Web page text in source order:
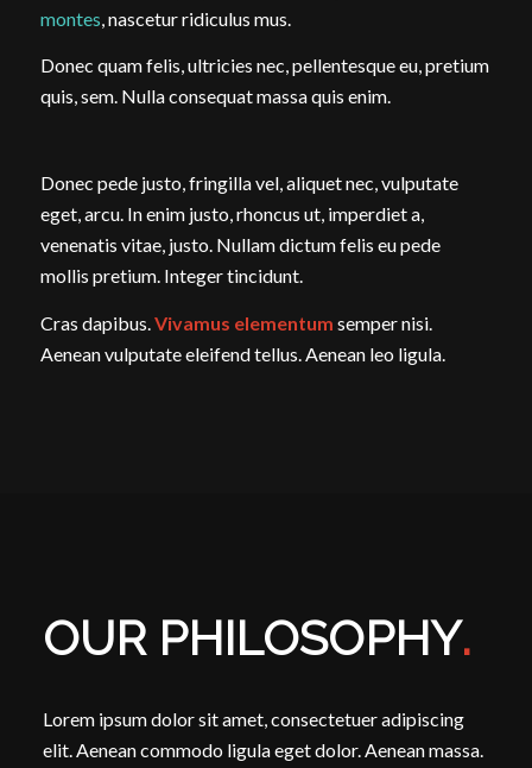
montes , nascetur ridiculus mus.
Donec quam felis, ultricies nec, pellentesque eu, pretium
quis, sem. Nulla consequat massa quis enim.
Donec pede justo, fringilla vel, aliquet nec, vulputate
eget, arcu. In enim justo, rhoncus ut, imperdiet a,
venenatis vitae, justo. Nullam dictum felis eu pede
mollis pretium. Integer tincidunt.
Cras dapibus.Vivamus elementum semper nisi.
Aenean vulputate eleifend tellus. Aenean leo ligula.
OUR PHILOSOPHY.
Lorem ipsum dolor sit amet, consectetuer adipiscing
elit. Aenean commodo ligula eget dolor. Aenean massa.